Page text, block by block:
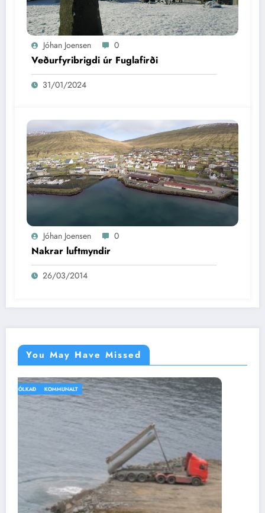
Jóhan Joensen 0
Veðurfyribrigdi úr Fuglafirði
31/01/2024
Jóhan Joensen 0
Nakrar luftmyndir
26/03/2014
You May Have Missed
IKKI BÓLKAÐ VEÐRIÐ